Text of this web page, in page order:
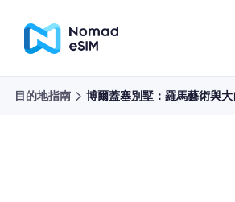
目的地指南 博爾蓋塞別墅：羅馬藝術與